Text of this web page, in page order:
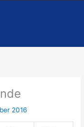
2016